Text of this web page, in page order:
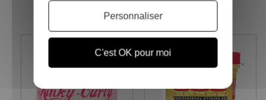
C'est OK pour moi
Personnaliser